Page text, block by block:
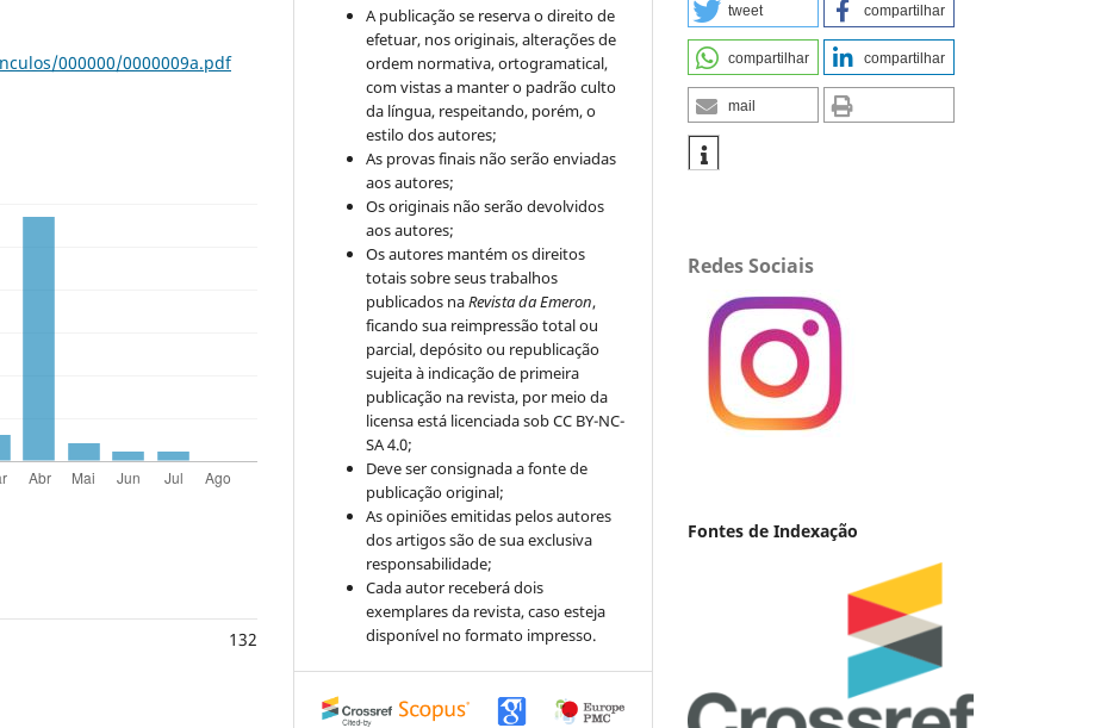
000000/0000009a.pdf
132
A publicação se reserva o direito de
efetuar, nos originais, alterações de
ordem normativa, ortogramatical,
com vistas a manter o padrão culto
da língua, respeitando, porém, o
estilo dos autores;
As provas finais não serão enviadas
aos autores;
Os originais não serão devolvidos
aos autores;
Os autores mantém os direitos
totais sobre seus trabalhos
publicados naRevista da Emeron,
ficando sua reimpressão total ou
parcial, depósito ou republicação
sujeita à indicação de primeira
publicação na revista, por meio da
licensa está licenciada sob CC BY-NC-
SA 4.0;
Deve ser consignada a fonte de
publicação original;
As opiniões emitidas pelos autores
dos artigos são de sua exclusiva
responsabilidade;
Cada autor receberá dois
exemplares da revista, caso esteja
disponível no formato impresso.
tweet compartilhar
compartilhar compartilhar
mail
Redes Sociais
Fontes de Indexação